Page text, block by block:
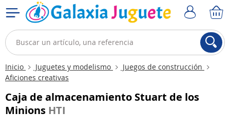
Inicio Juguetes y modelismo
Juegos de construcción
Aficiones creativas
Caja de almacenamiento Stuart de los
Minions HTI